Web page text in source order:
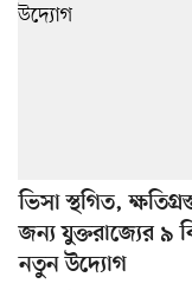
ভিসা স্থগিত,
জন্য যুক্তরাজ্যের ৯
নতুন উদ্যোগ